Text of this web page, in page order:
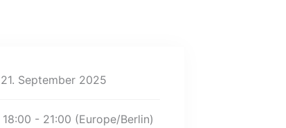
21. September 2025
18:00 - 21:00 (Europe/Berlin)